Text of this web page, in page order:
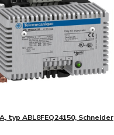
typ ABL8FEQ24150, Schneider